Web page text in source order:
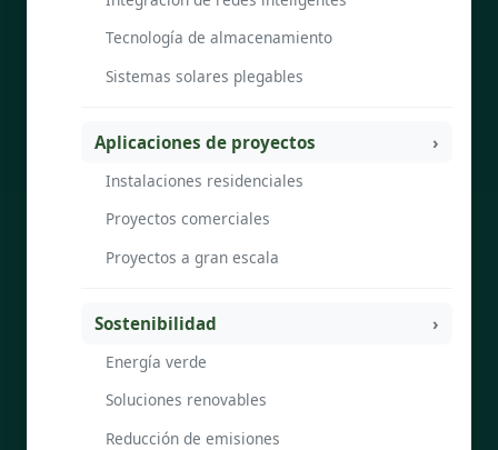
Tecnología de almacenamiento
Sistemas solares plegables
Aplicaciones de proyectos
Instalaciones residenciales
Proyectos comerciales
Proyectos a gran escala
Sostenibilidad
Energía verde
Soluciones renovables
Reducción de emisiones